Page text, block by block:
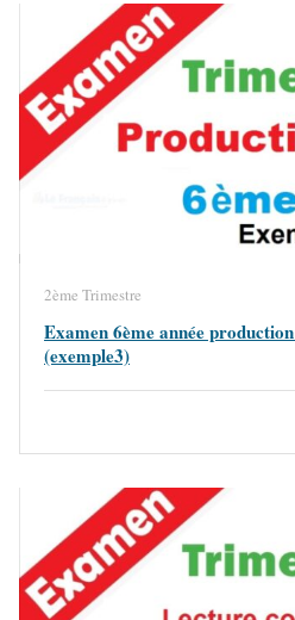
2ème Trimestre
Examen 6ème année
(exemple3)